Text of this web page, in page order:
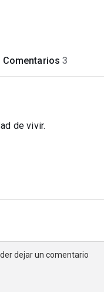
Comentarios 3
de vivir.
dejar un comentario